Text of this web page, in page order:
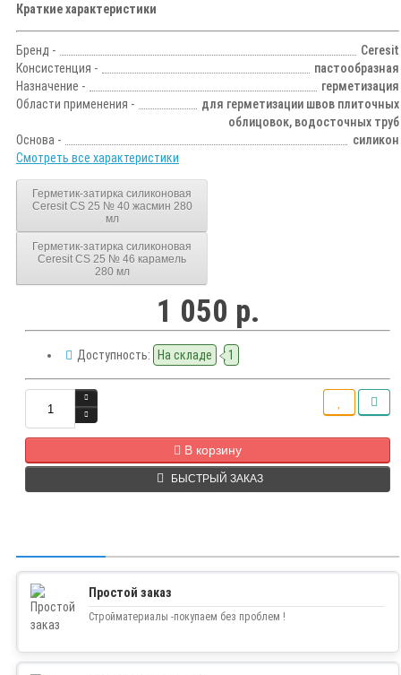
Краткие характеристики
Бренд -
Ceresit
Консистенция -
пастообразная
Назначение -
герметизация
Области применения -
для герметизации швов плиточных
облицовок, водосточных труб
Основа -
силикон
Смотреть все характеристики
Герметик-затирка силиконовая
Ceresit CS 25 № 40 жасмин 280
мл
Герметик-затирка силиконовая
Ceresit CS 25 № 46 карамель
280 мл
1 050 р.
Доступность: На складе 1
В корзину
БЫСТРЫЙ ЗАКАЗ
Простой заказ
Стройматериалы -покупаем без проблем !